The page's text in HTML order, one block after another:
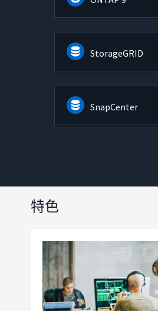
StorageGRID
SnapCenter
特色